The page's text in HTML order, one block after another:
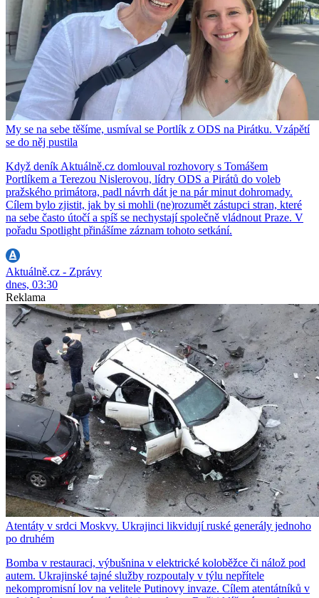
My se na sebe těšíme, usmíval se Portlík z ODS na Pirátku. Vzápětí
se do něj pustila
Když deník Aktuálně.cz domlouval rozhovory s Tomášem
Portlíkem a Terezou Nislerovou, lídry ODS a Pirátů do voleb
pražského primátora, padl návrh dát je na pár minut dohromady.
Cílem bylo zjistit, jak by si mohli (ne)rozumět zástupci stran, které
na sebe často útočí a spíš se nechystají společně vládnout Praze. V
pořadu Spotlight přinášíme záznam tohoto setkání.
Aktuálně.cz - Zprávy
dnes, 03:30
Reklama
Atentáty v srdci Moskvy. Ukrajinci likvidují ruské generály jednoho
po druhém
Bomba v restauraci, výbušnina v elektrické koloběžce či nálož pod
autem. Ukrajinské tajné služby rozpoutaly v týlu nepřítele
nekompromisní lov na velitele Putinovy invaze. Cílem atentátníků v